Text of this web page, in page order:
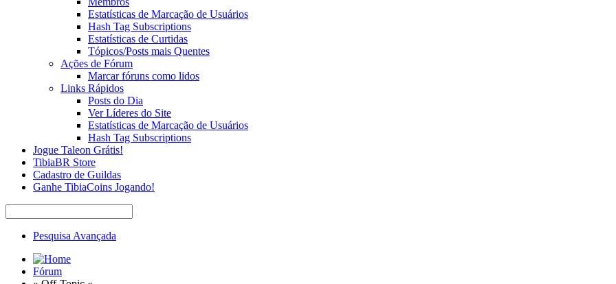
Estatísticas de Marcação de Usuários
Hash Tag Subscriptions
Estatísticas de Curtidas
Tópicos/Posts mais Quentes
Ações de Fórum
Marcar fóruns como lidos
Links Rápidos
Posts do Dia
Ver Líderes do Site
Estatísticas de Marcação de Usuários
Hash Tag Subscriptions
Jogue Taleon Grátis!
TibiaBR Store
Cadastro de Guildas
Ganhe TibiaCoins Jogando!
Pesquisa Avançada
Fórum